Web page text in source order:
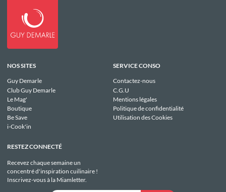
NOS SITES
Guy Demarle
Club Guy Demarle
Le Mag'
Boutique
Be Save
i-Cook'in
SERVICE CONSO
Contactez-nous
C.G.U
Mentions légales
Politique de confidentialité
Utilisation des Cookies
RESTEZ CONNECTÉ
Recevez chaque semaine un
concentré d'inspiration cuilinaire !
Inscrivez-vous à la Miamletter.